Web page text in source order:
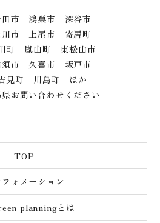
市 鴻巣市 深谷市
市 上尾市 寄居町
町 嵐山町 東松山市
市 久喜市 坂戸市
見町 川島町 ほか
お問い合わせください
TOP
ォメーション
planningとは